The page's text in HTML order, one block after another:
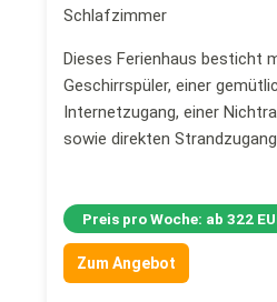
Schlafzimmer
Dieses Ferienhaus besticht
Geschirrspüler, einer
Internetzugang, einer
sowie direkten
Preis pro Woche: ab 322
Zum Angebot